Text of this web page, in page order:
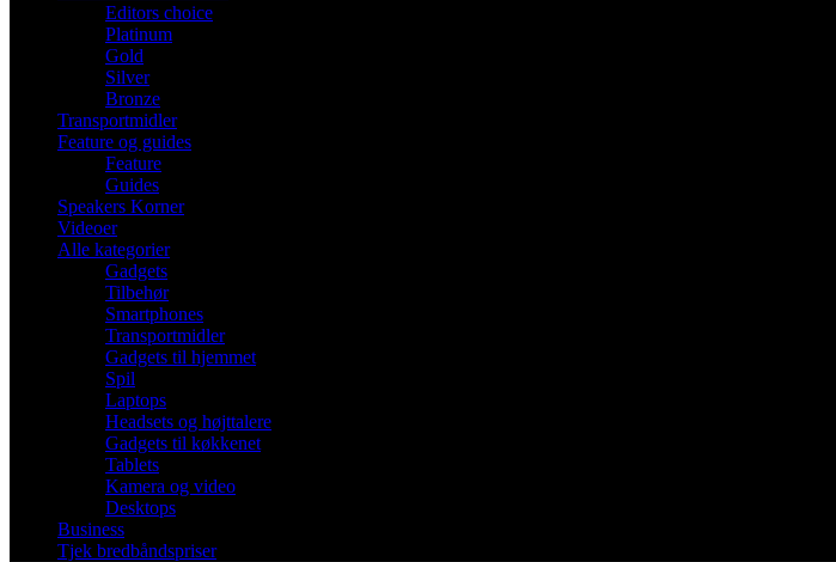
Editors choice
Platinum
Gold
Silver
Bronze
Transportmidler
Feature og guides
Feature
Guides
Speakers Korner
Videoer
Alle kategorier
Gadgets
Tilbehør
Smartphones
Transportmidler
Gadgets til hjemmet
Spil
Laptops
Headsets og højttalere
Gadgets til køkkenet
Tablets
Kamera og video
Desktops
Business
Tjek bredbåndspriser